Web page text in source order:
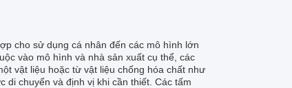
cho sử dụng cá nhân đến các mô hình lớn
vào mô hình và nhà sản xuất cụ thể, các
vật liệu hoặc từ vật liệu chống hóa chất như
di chuyển và định vị khi cần thiết. Các tấm